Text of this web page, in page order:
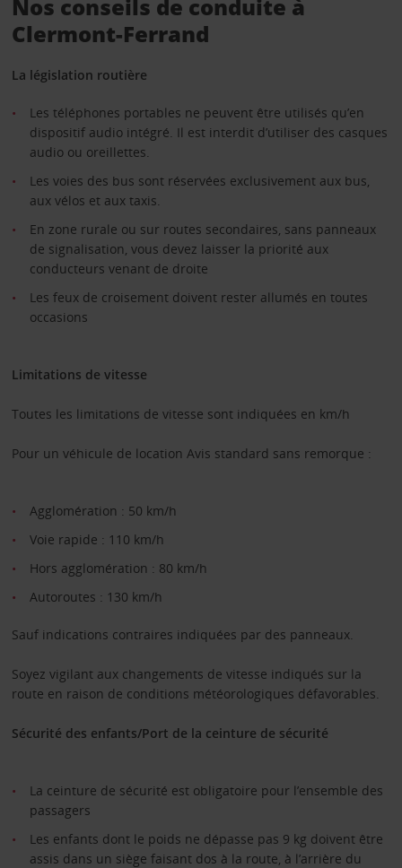
Nos conseils de conduite à
Clermont-Ferrand
La législation routière
Les téléphones portables ne peuvent être utilisés qu’en
dispositif audio intégré. Il est interdit d’utiliser des casques
audio ou oreillettes.
Les voies des bus sont réservées exclusivement aux bus,
aux vélos et aux taxis.
En zone rurale ou sur routes secondaires, sans panneaux
de signalisation, vous devez laisser la priorité aux
conducteurs venant de droite
Les feux de croisement doivent rester allumés en toutes
occasions
Limitations de vitesse
Toutes les limitations de vitesse sont indiquées en km/h
Pour un véhicule de location Avis standard sans remorque :
Agglomération : 50 km/h
Voie rapide : 110 km/h
Hors agglomération : 80 km/h
Autoroutes : 130 km/h
Sauf indications contraires indiquées par des panneaux.
Soyez vigilant aux changements de vitesse indiqués sur la
route en raison de conditions météorologiques défavorables.
Sécurité des enfants/Port de la ceinture de sécurité
La ceinture de sécurité est obligatoire pour l’ensemble des
passagers
Les enfants dont le poids ne dépasse pas 9 kg doivent être
assis dans un siège faisant dos à la route, à l’arrière du